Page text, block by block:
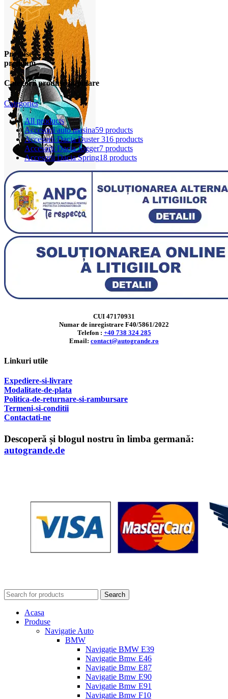
items 0,00lei
Produse
premium
Categorii produse populare
Categories
Allproducts
Accesorii auto masina59 products
Accesorii Dacia Duster 316 products
Accesorii Dacia Jogger7 products
Accesorii Dacia Spring18 products
CUI 47170931
Numar de inregistrare F40/5861/2022
Telefon : +40 738 324 285
Email: contact@autogrande.ro
Linkuri utile
Expediere-si-livrare
Modalitate-de-plata
Politica-de-returnare-si-rambursare
Termeni-si-conditii
Contactati-ne
Descoperă și blogul nostru în limba germană:
autogrande.de
Search
Acasa
Produse
Navigatie Auto
BMW
Navigație BMW E39
Navigatie Bmw E46
Navigatie Bmw E87
Navigatie Bmw E90
Navigatie Bmw E91
Navigatie Bmw F10